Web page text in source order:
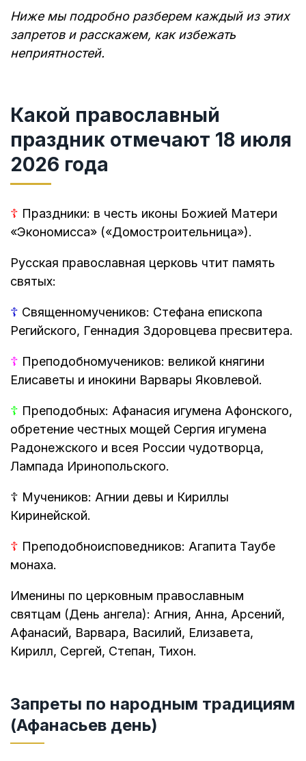
Ниже мы подробно разберем каждый из этих
запретов и расскажем, как избежать
неприятностей.
Какой православный
праздник отмечают 18 июля
2026 года
☦ Праздники: в честь иконы Божией Матери
«Экономисса» («Домостроительница»).
Русская православная церковь чтит память
святых:
☦ Священномучеников: Стефана епископа
Регийского, Геннадия Здоровцева пресвитера.
☦ Преподобномучеников: великой княгини
Елисаветы и инокини Варвары Яковлевой.
☦ Преподобных: Афанасия игумена Афонского,
обретение честных мощей Сергия игумена
Радонежского и всея России чудотворца,
Лампада Иринопольского.
☦ Мучеников: Агнии девы и Кириллы
Киринейской.
☦ Преподобноисповедников: Агапита Таубе
монаха.
Именины по церковным православным
святцам (День ангела): Агния, Анна, Арсений,
Афанасий, Варвара, Василий, Елизавета,
Кирилл, Сергей, Степан, Тихон.
Запреты по народным традициям
(Афанасьев день)